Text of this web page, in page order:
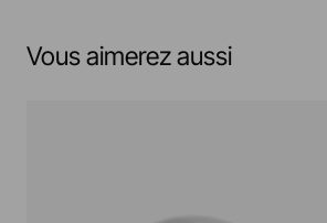
Vous aimerez aussi